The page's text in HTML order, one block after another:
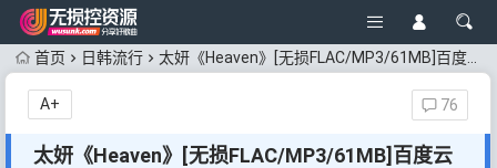
首页 日韩流行 太妍《Heaven》[无损FLAC/MP3/61MB]百度云网盘下载
太妍《Heaven》[无损FLAC/MP3/61MB]百度云
76
A+